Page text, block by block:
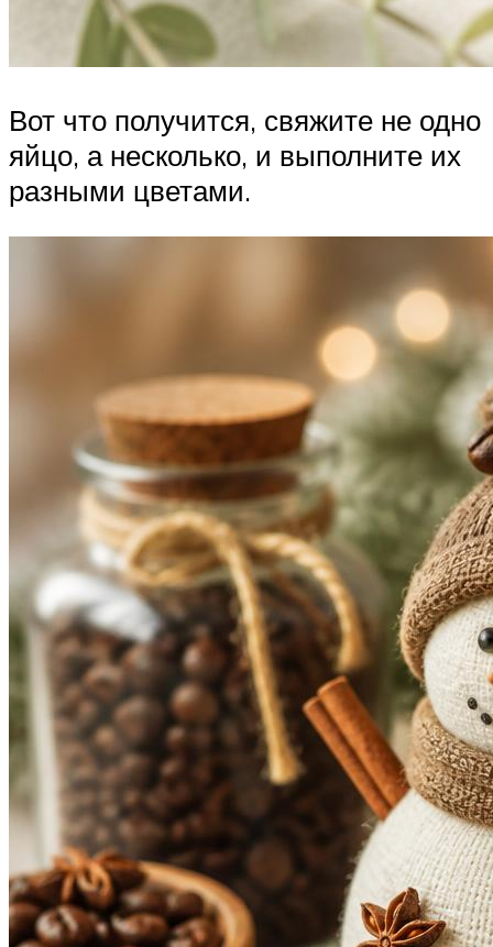
Вот что получится, свяжите не одно
яйцо, а несколько, и выполните их
разными цветами.